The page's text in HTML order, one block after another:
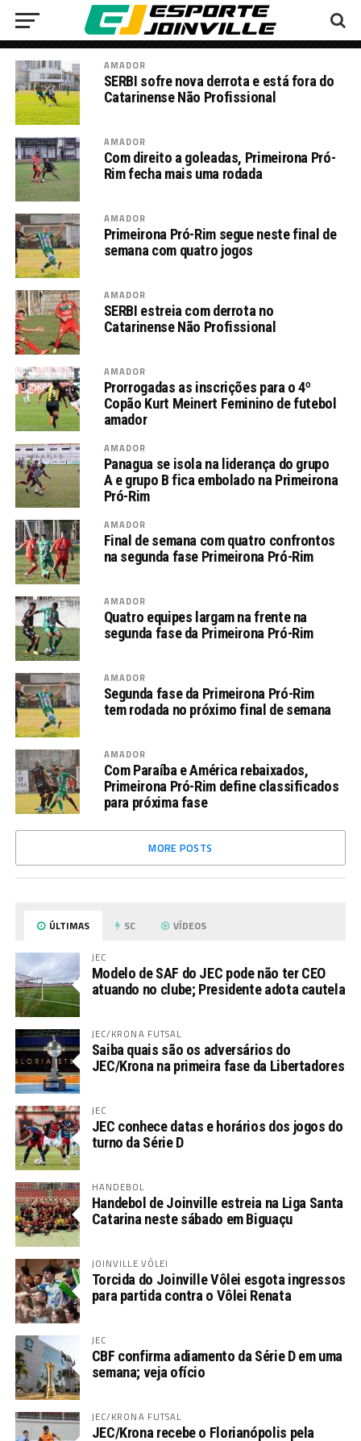
AMADOR
SERBI sofre nova derrota e está fora do
Catarinense Não Profissional
AMADOR
Com direito a goleadas, Primeirona Pró-
Rim fecha mais uma rodada
AMADOR
Primeirona Pró-Rim segue neste final de
semana com quatro jogos
AMADOR
SERBI estreia com derrota no
Catarinense Não Profissional
AMADOR
Prorrogadas as inscrições para o 4º
Copão Kurt Meinert Feminino de futebol
amador
AMADOR
Panagua se isola na liderança do grupo
A e grupo B fica embolado na Primeirona
Pró-Rim
AMADOR
Final de semana com quatro confrontos
na segunda fase Primeirona Pró-Rim
AMADOR
Quatro equipes largam na frente na
segunda fase da Primeirona Pró-Rim
AMADOR
Segunda fase da Primeirona Pró-Rim
tem rodada no próximo final de semana
AMADOR
Com Paraíba e América rebaixados,
Primeirona Pró-Rim define classificados
para próxima fase
MORE POSTS
ÚLTIMAS SC VÍDEOS
JEC
Modelo de SAF do JEC pode não ter CEO
atuando no clube; Presidente adota cautela
JEC/KRONA FUTSAL
Saiba quais são os adversários do
JEC/Krona na primeira fase da Libertadores
JEC
JEC conhece datas e horários dos jogos do
turno da Série D
HANDEBOL
Handebol de Joinville estreia na Liga Santa
Catarina neste sábado em Biguaçu
JOINVILLE VÔLEI
Torcida do Joinville Vôlei esgota ingressos
para partida contra o Vôlei Renata
JEC
CBF confirma adiamento da Série D em uma
semana; veja ofício
JEC/KRONA FUTSAL
JEC/Krona recebe o Florianópolis pela